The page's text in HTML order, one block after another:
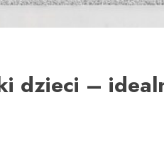
dzieci –